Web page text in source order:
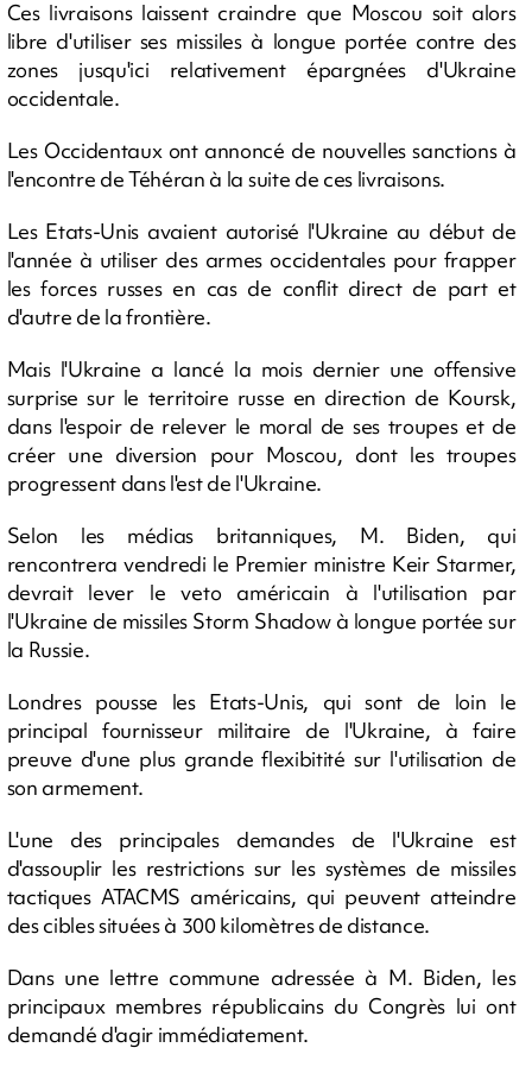
Ces livraisons laissent craindre que Moscou soit alors
libre d'utiliser ses missiles à longue portée contre des
zones jusqu'ici relativement épargnées d'Ukraine
occidentale.
Les Occidentaux ont annoncé de nouvelles sanctions à
l'encontre de Téhéran à la suite de ces livraisons.
Les Etats-Unis avaient autorisé l'Ukraine au début de
l'année à utiliser des armes occidentales pour frapper
les forces russes en cas de conflit direct de part et
d'autre de la frontière.
Mais l'Ukraine a lancé la mois dernier une offensive
surprise sur le territoire russe en direction de Koursk,
dans l'espoir de relever le moral de ses troupes et de
créer une diversion pour Moscou, dont les troupes
progressent dans l'est de l'Ukraine.
Selon les médias britanniques, M. Biden, qui
rencontrera vendredi le Premier ministre Keir Starmer,
devrait lever le veto américain à l'utilisation par
l'Ukraine de missiles Storm Shadow à longue portée sur
la Russie.
Londres pousse les Etats-Unis, qui sont de loin le
principal fournisseur militaire de l'Ukraine, à faire
preuve d'une plus grande flexibitité sur l'utilisation de
son armement.
L'une des principales demandes de l'Ukraine est
d'assouplir les restrictions sur les systèmes de missiles
tactiques ATACMS américains, qui peuvent atteindre
des cibles situées à 300 kilomètres de distance.
Dans une lettre commune adressée à M. Biden, les
principaux membres républicains du Congrès lui ont
demandé d'agir immédiatement.